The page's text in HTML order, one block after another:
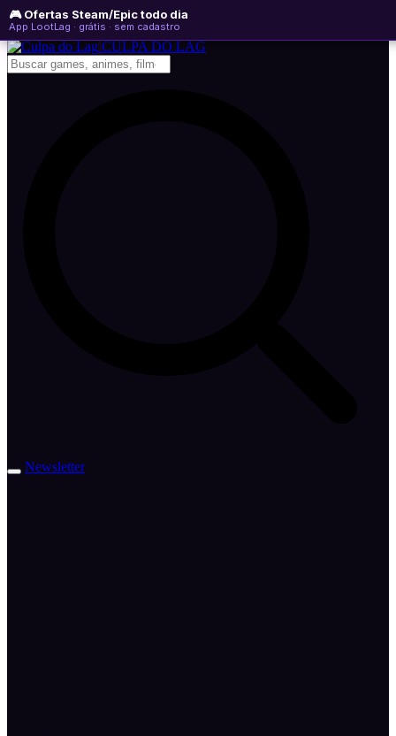
🎮 Ofertas Steam/Epic todo dia
App LootLag · grátis · sem cadastro
quarta-feira, 05 de agosto de 2026
Newsletter
CULPA DO LAG
Newsletter